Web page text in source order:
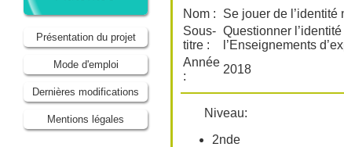
Présentation du projet
Mode d'emploi
Dernières modifications
Mentions légales
Nom :
Se jouer de
Sous-
titre :
Questionner
l’Enseignements
Année
:
2018
Niveau:
2nde